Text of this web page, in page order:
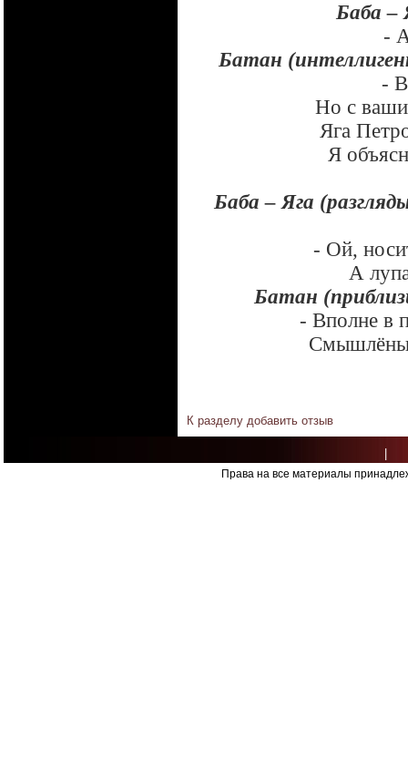
Баба –
-
Батан
-
Но с
Яга
Я
Баба – Яга
- Ой,
А
Батан
- Вполне в
К разделу добавить отзыв
Права на все материалы